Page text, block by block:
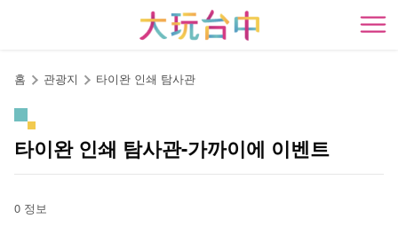
開
홈 관광지 타이완 인쇄 탐사관
타이완 인쇄 탐사관-가까이에 이벤트
0 정보